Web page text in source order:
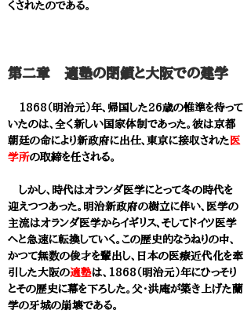
くされたのである。
第二章 適塾の閉鎖と大阪での建学
1868（明治元）年、帰国した26歳の惟準を待って
いたのは、全く新しい国家体制であった。彼は京都
朝廷の命により新政府に出仕、東京に接収された 医
学所の取締を任される。
しかし、時代はオランダ医学にとって冬の時代を
迎えつつあった。明治新政府の樹立に伴い、医学の
主流はオランダ医学からイギリス、そしてドイツ医学
へと急速に転換していく。この歴史的なうねりの中、
かつて無数の俊才を輩出し、日本の医療近代化を牽
引した大阪の適塾は、1868（明治元）年にひっそり
とその歴史に幕を下ろした。父・洪庵が築き上げた蘭
学の牙城の崩壊である。